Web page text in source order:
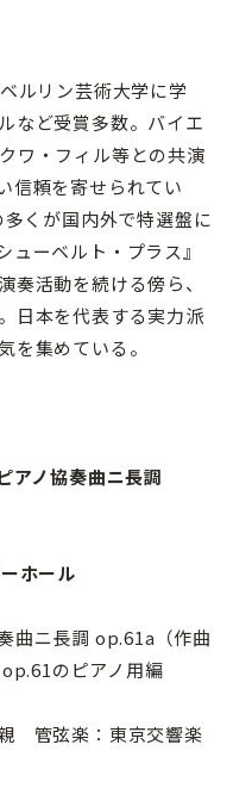
ルリン芸術大学に学
など受賞多数。バイエ
ワ・フィル等との共演
信頼を寄せられてい
くが国内外で特選盤に
ーベルト・プラス』
奏活動を続ける傍ら、
日本を代表する実力派
を集めている。
アノ協奏曲ニ長調
ホール
曲ニ長調 op.61a（作曲
のピアノ用編
管弦楽：東京交響楽